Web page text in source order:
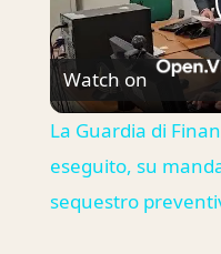
Watch on
La Guardia di
eseguito, su
sequestro